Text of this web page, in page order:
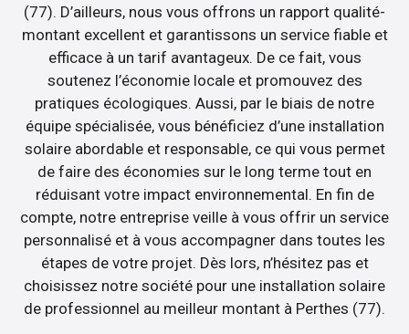
(77). D’ailleurs, nous vous offrons un rapport qualité-
montant excellent et garantissons un service fiable et
efficace à un tarif avantageux. De ce fait, vous
soutenez l’économie locale et promouvez des
pratiques écologiques. Aussi, par le biais de notre
équipe spécialisée, vous bénéficiez d’une installation
solaire abordable et responsable, ce qui vous permet
de faire des économies sur le long terme tout en
réduisant votre impact environnemental. En fin de
compte, notre entreprise veille à vous offrir un service
personnalisé et à vous accompagner dans toutes les
étapes de votre projet. Dès lors, n’hésitez pas et
choisissez notre société pour une installation solaire
de professionnel au meilleur montant à Perthes (77).